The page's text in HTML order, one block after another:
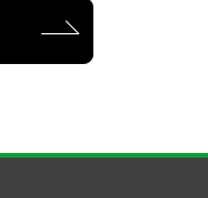
515,000円